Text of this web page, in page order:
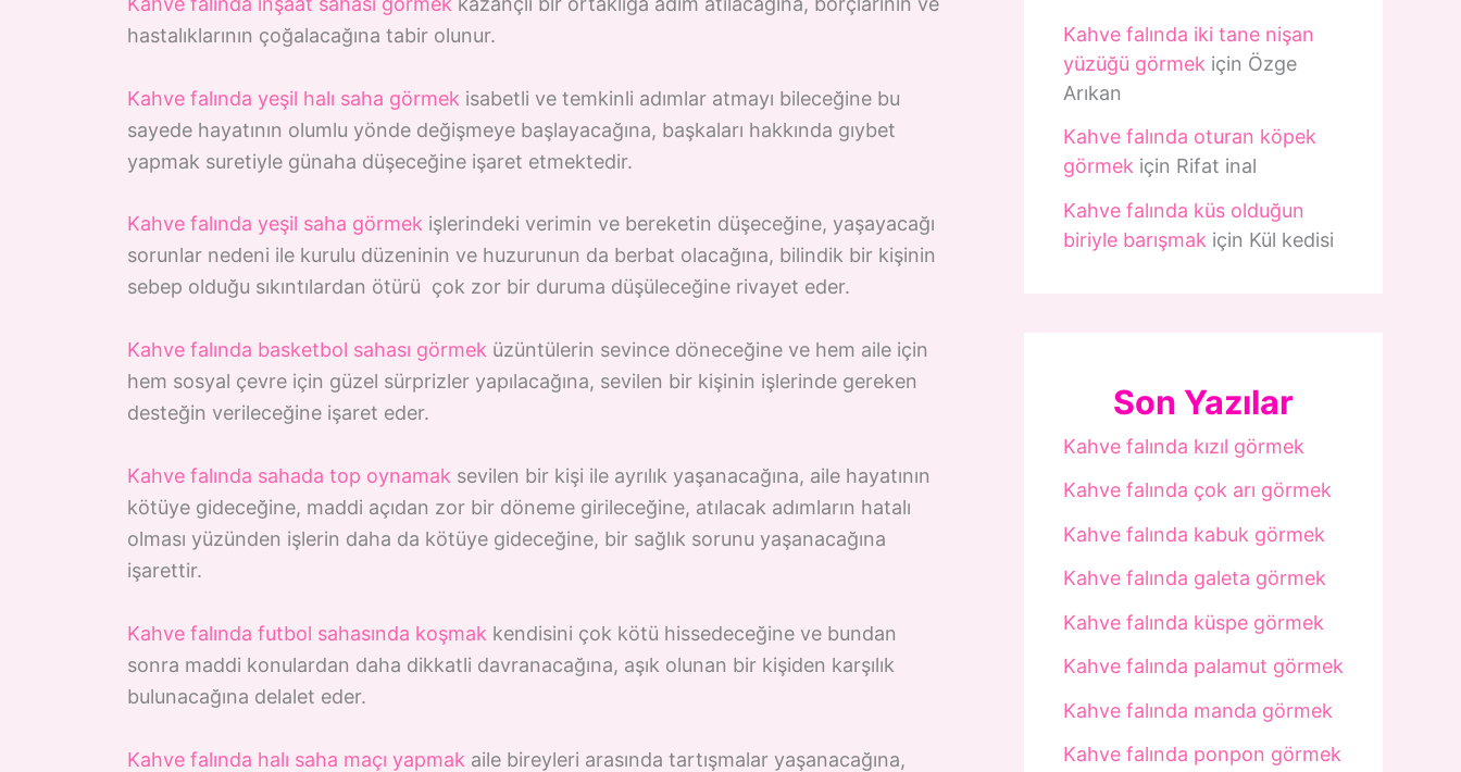
hastalıklarının çoğalacağına tabir olunur.
Kahve falında yeşil halı saha görmek isabetli ve temkinli adımlar atmayı bileceğine bu
sayede hayatının olumlu yönde değişmeye başlayacağına, başkaları hakkında gıybet
yapmak suretiyle günaha düşeceğine işaret etmektedir.
Kahve falında yeşil saha görmek işlerindeki verimin ve bereketin düşeceğine, yaşayacağı
sorunlar nedeni ile kurulu düzeninin ve huzurunun da berbat olacağına, bilindik bir kişinin
sebep olduğu sıkıntılardan ötürü çok zor bir duruma düşüleceğine rivayet eder.
Kahve falında basketbol sahası görmek üzüntülerin sevince döneceğine ve hem aile için
hem sosyal çevre için güzel sürprizler yapılacağına, sevilen bir kişinin işlerinde gereken
desteğin verileceğine işaret eder.
Kahve falında sahada top oynamak sevilen bir kişi ile ayrılık yaşanacağına, aile hayatının
kötüye gideceğine, maddi açıdan zor bir döneme girileceğine, atılacak adımların hatalı
olması yüzünden işlerin daha da kötüye gideceğine, bir sağlık sorunu yaşanacağına
işarettir.
Kahve falında futbol sahasında koşmak kendisini çok kötü hissedeceğine ve bundan
sonra maddi konulardan daha dikkatli davranacağına, aşık olunan bir kişiden karşılık
bulunacağına delalet eder.
Kahve falında halı saha maçı yapmak aile bireyleri arasında tartışmalar yaşanacağına,
Kahve falında iki tane nişan
yüzüğü görmek için Özge
Arıkan
Kahve falında oturan köpek
görmek için Rifat inal
Kahve falında küs olduğun
biriyle barışmak için Kül kedisi
Son Yazılar
Kahve falında kızıl görmek
Kahve falında çok arı görmek
Kahve falında kabuk görmek
Kahve falında galeta görmek
Kahve falında küspe görmek
Kahve falında palamut görmek
Kahve falında manda görmek
Kahve falında ponpon görmek